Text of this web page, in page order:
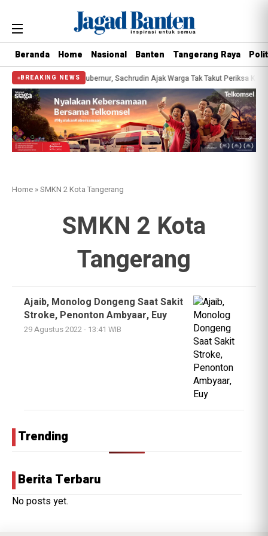
Beranda Home Nasional Banten Tangerang Raya
BREAKING NEWS
Gratis Bersama Gubernur, Sachrudin Ajak Warga Tak Takut Periksa
Home »SMKN 2 Kota Tangerang
SMKN 2 Kota
Tangerang
Ajaib, Monolog Dongeng Saat Sakit
Stroke, Penonton Ambyaar, Euy
29 Agustus 2022 - 13:41 WIB
Trending
Berita Terbaru
No posts yet.